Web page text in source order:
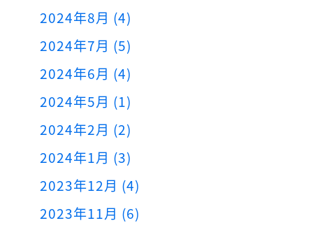
2024年8月 (4)
2024年7月 (5)
2024年6月 (4)
2024年5月 (1)
2024年2月 (2)
2024年1月 (3)
2023年12月 (4)
2023年11月 (6)